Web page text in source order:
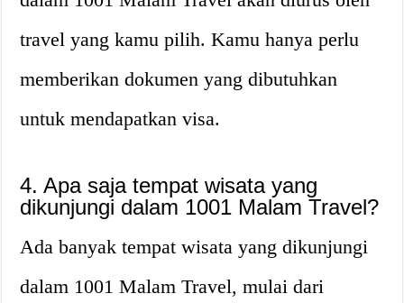
travel yang kamu pilih. Kamu hanya perlu
memberikan dokumen yang dibutuhkan
untuk mendapatkan visa.
4. Apa saja tempat wisata yang
dikunjungi dalam 1001 Malam Travel?
Ada banyak tempat wisata yang dikunjungi
dalam 1001 Malam Travel, mulai dari